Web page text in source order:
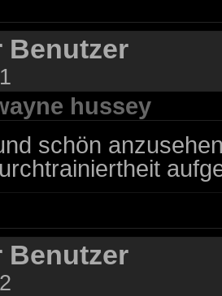
Benutzer
hussey
schön
Benutzer